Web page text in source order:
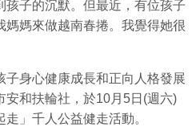
子的沉默。但最近，有位孩子
媽來做越南春捲。我覺得她很
身心健康成長和正向人格發展
安和扶輪社，於10月5日(週六)
」千人公益健走活動。